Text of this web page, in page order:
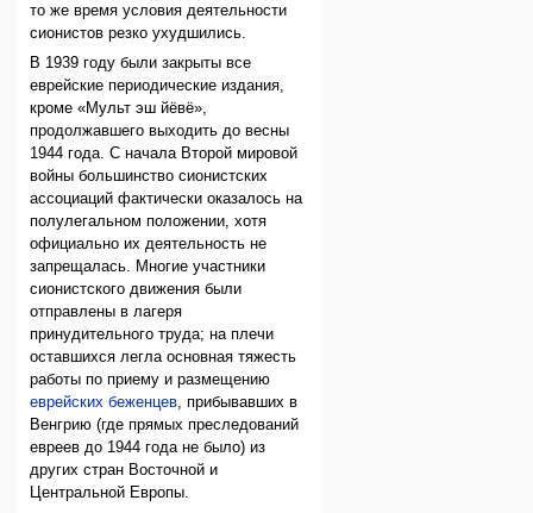
то же время условия деятельности
сионистов резко ухудшились.
В 1939 году были закрыты все
еврейские периодические издания,
кроме «Мульт эш йёвё»,
продолжавшего выходить до весны
1944 года. С начала Второй мировой
войны большинство сионистских
ассоциаций фактически оказалось на
полулегальном положении, хотя
официально их деятельность не
запрещалась. Многие участники
сионистского движения были
отправлены в лагеря
принудительного труда; на плечи
оставшихся легла основная тяжесть
работы по приему и размещению
еврейских беженцев, прибывавших в
Венгрию (где прямых преследований
евреев до 1944 года не было) из
других стран Восточной и
Центральной Европы.